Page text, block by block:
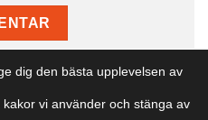
dig den bästa upplevelsen av
vi använder och stänga av